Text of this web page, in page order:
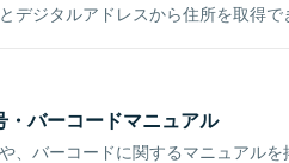
デジタルアドレスから住所を取得で
・バーコードマニュアル
、バーコードに関するマニュアルを